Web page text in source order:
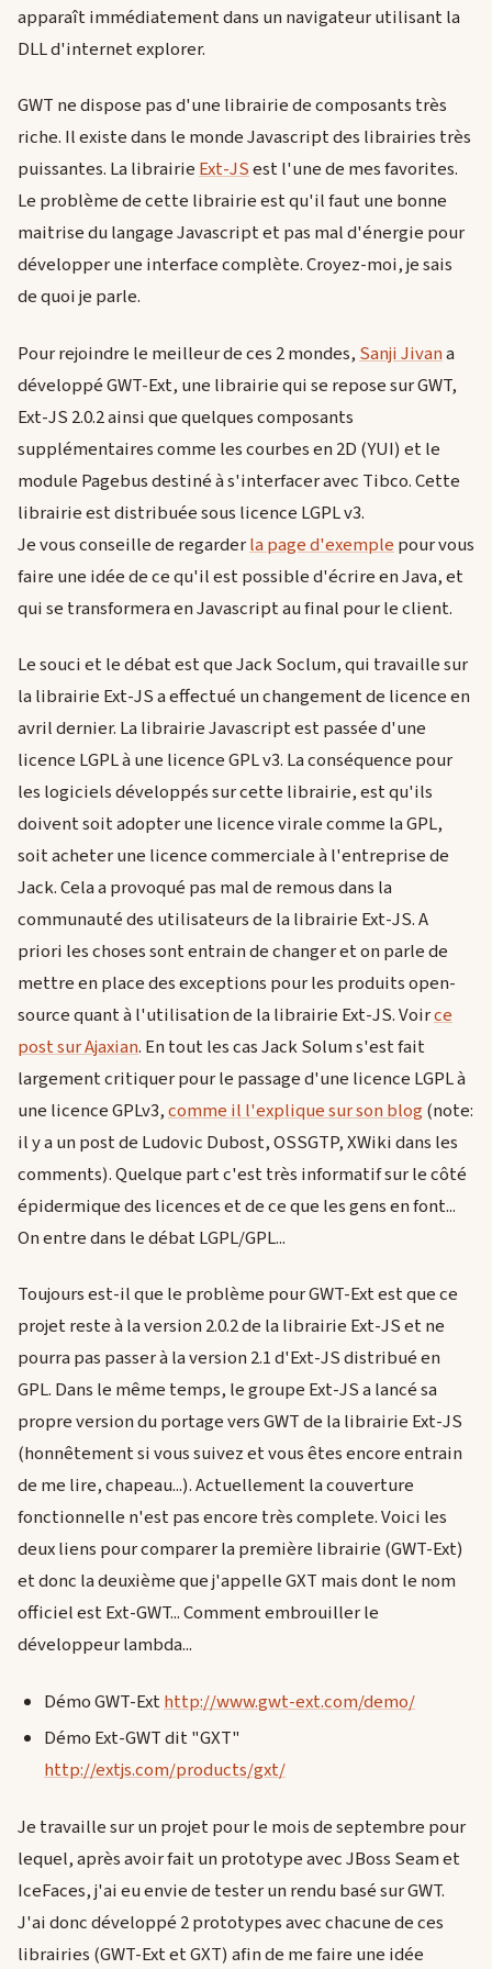
apparaît immédiatement dans un navigateur utilisant la
DLL d'internet explorer.
GWT ne dispose pas d'une librairie de composants très
riche. Il existe dans le monde Javascript des librairies très
puissantes. La librairieExt-JSest l'une de mes favorites.
Le problème de cette librairie est qu'il faut une bonne
maitrise du langage Javascript et pas mal d'énergie pour
développer une interface complète. Croyez-moi, je sais
de quoi je parle.
Pour rejoindre le meilleur de ces 2 mondes, Sanji Jivana
développé GWT-Ext, une librairie qui se repose sur GWT,
Ext-JS 2.0.2 ainsi que quelques composants
supplémentaires comme les courbes en 2D (YUI) et le
module Pagebus destiné à s'interfacer avec Tibco. Cette
librairie est distribuée sous licence LGPL v3.
Je vous conseille de regarderla page d'exemple pour vous
faire une idée de ce qu'il est possible d'écrire en Java, et
qui se transformera en Javascript au final pour le client.
Le souci et le débat est que Jack Soclum, qui travaille sur
la librairie Ext-JS a effectué un changement de licence en
avril dernier. La librairie Javascript est passée d'une
licence LGPL à une licence GPL v3. La conséquence pour
les logiciels développés sur cette librairie, est qu'ils
doivent soit adopter une licence virale comme la GPL,
soit acheter une licence commerciale à l'entreprise de
Jack. Cela a provoqué pas mal de remous dans la
communauté des utilisateurs de la librairie Ext-JS. A
priori les choses sont entrain de changer et on parle de
mettre en place des exceptions pour les produits open-
source quant à l'utilisation de la librairie Ext-JS. Voirce
post sur Ajaxian. En tout les cas Jack Solum s'est fait
largement critiquer pour le passage d'une licence LGPL à
une licence GPLv3,comme il l'explique sur son blog(note:
il y a un post de Ludovic Dubost, OSSGTP, XWiki dans les
comments). Quelque part c'est très informatif sur le côté
épidermique des licences et de ce que les gens en font...
On entre dans le débat LGPL/GPL...
Toujours est-il que le problème pour GWT-Ext est que ce
projet reste à la version 2.0.2 de la librairie Ext-JS et ne
pourra pas passer à la version 2.1 d'Ext-JS distribué en
GPL. Dans le même temps, le groupe Ext-JS a lancé sa
propre version du portage vers GWT de la librairie Ext-JS
(honnêtement si vous suivez et vous êtes encore entrain
de me lire, chapeau...). Actuellement la couverture
fonctionnelle n'est pas encore très complete. Voici les
deux liens pour comparer la première librairie (GWT-Ext)
et donc la deuxième que j'appelle GXT mais dont le nom
officiel est Ext-GWT... Comment embrouiller le
développeur lambda...
Démo GWT-Exthttp://www.gwt-ext.com/demo/
Démo Ext-GWT dit "GXT"
http://extjs.com/products/gxt/
Je travaille sur un projet pour le mois de septembre pour
lequel, après avoir fait un prototype avec JBoss Seam et
IceFaces, j'ai eu envie de tester un rendu basé sur GWT.
J'ai donc développé 2 prototypes avec chacune de ces
librairies (GWT-Ext et GXT) afin de me faire une idée